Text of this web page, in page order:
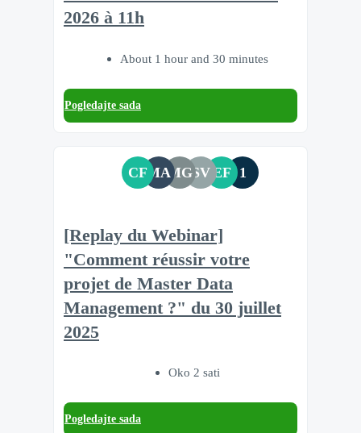
2026 à 11h
About 1 hour and 30 minutes
Pogledajte sada
CFMAMGSV EF 1
[Replay du Webinar]
"Comment réussir votre
projet de Master Data
Management ?" du 30 juillet
2025
Oko 2 sati
Pogledajte sada